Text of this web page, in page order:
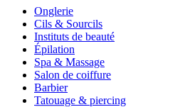
Onglerie
Cils & Sourcils
Instituts de beauté
Épilation
Spa & Massage
Salon de coiffure
Barbier
Tatouage & piercing